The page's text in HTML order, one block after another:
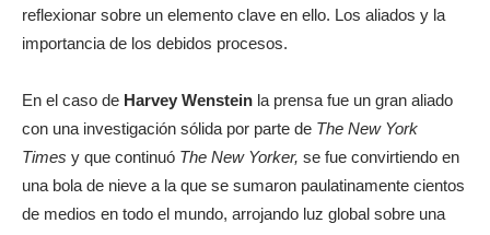
reflexionar sobre un elemento clave en ello. Los aliados y la
importancia de los debidos procesos.
En el caso de Harvey Wenstein la prensa fue un gran aliado
con una investigación sólida por parte de The New York
Times y que continuó The New Yorker, se fue convirtiendo en
una bola de nieve a la que se sumaron paulatinamente cientos
de medios en todo el mundo, arrojando luz global sobre una